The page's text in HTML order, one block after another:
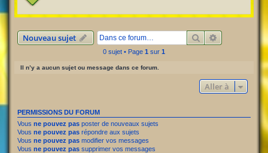
r
Nouveau sujet RechercherRecherche
0 sujet • Page 1 sur 1
Il n’y a aucun sujet ou message dans ce forum.
Aller à
PERMISSIONS DU FORUM
Vous ne pouvez pas poster de nouveaux sujets
Vous ne pouvez pas répondre aux sujets
Vous ne pouvez pas modifier vos messages
Vous ne pouvez pas supprimer vos messages